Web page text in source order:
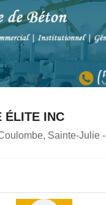
ÉLITE INC
Sainte-Julie -